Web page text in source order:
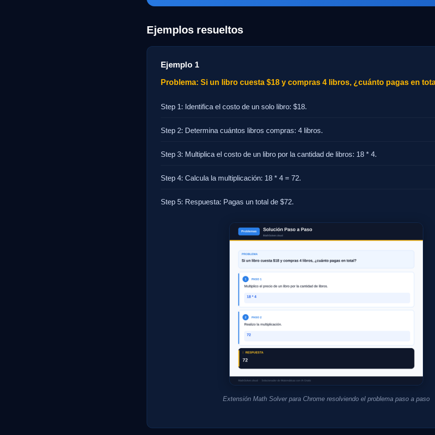
Ejemplos resueltos
Ejemplo 1
Problema: Si un libro cuesta $18 y compras 4 libros, ¿cuánto pagas en
Step 1: Identifica el costo de un solo libro: $18.
Step 2: Determina cuántos libros compras: 4 libros.
Step 3: Multiplica el costo de un libro por la cantidad de libros: 18 * 4.
Step 4: Calcula la multiplicación: 18 * 4 = 72.
Step 5: Respuesta: Pagas un total de $72.
Extensión Math Solver para Chrome resolviendo el problema paso a paso